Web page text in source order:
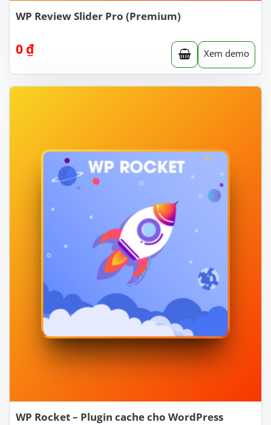
WP Review Slider Pro (Premium)
0 ₫ Xem demo
WP Rocket – Plugin cache cho WordPress